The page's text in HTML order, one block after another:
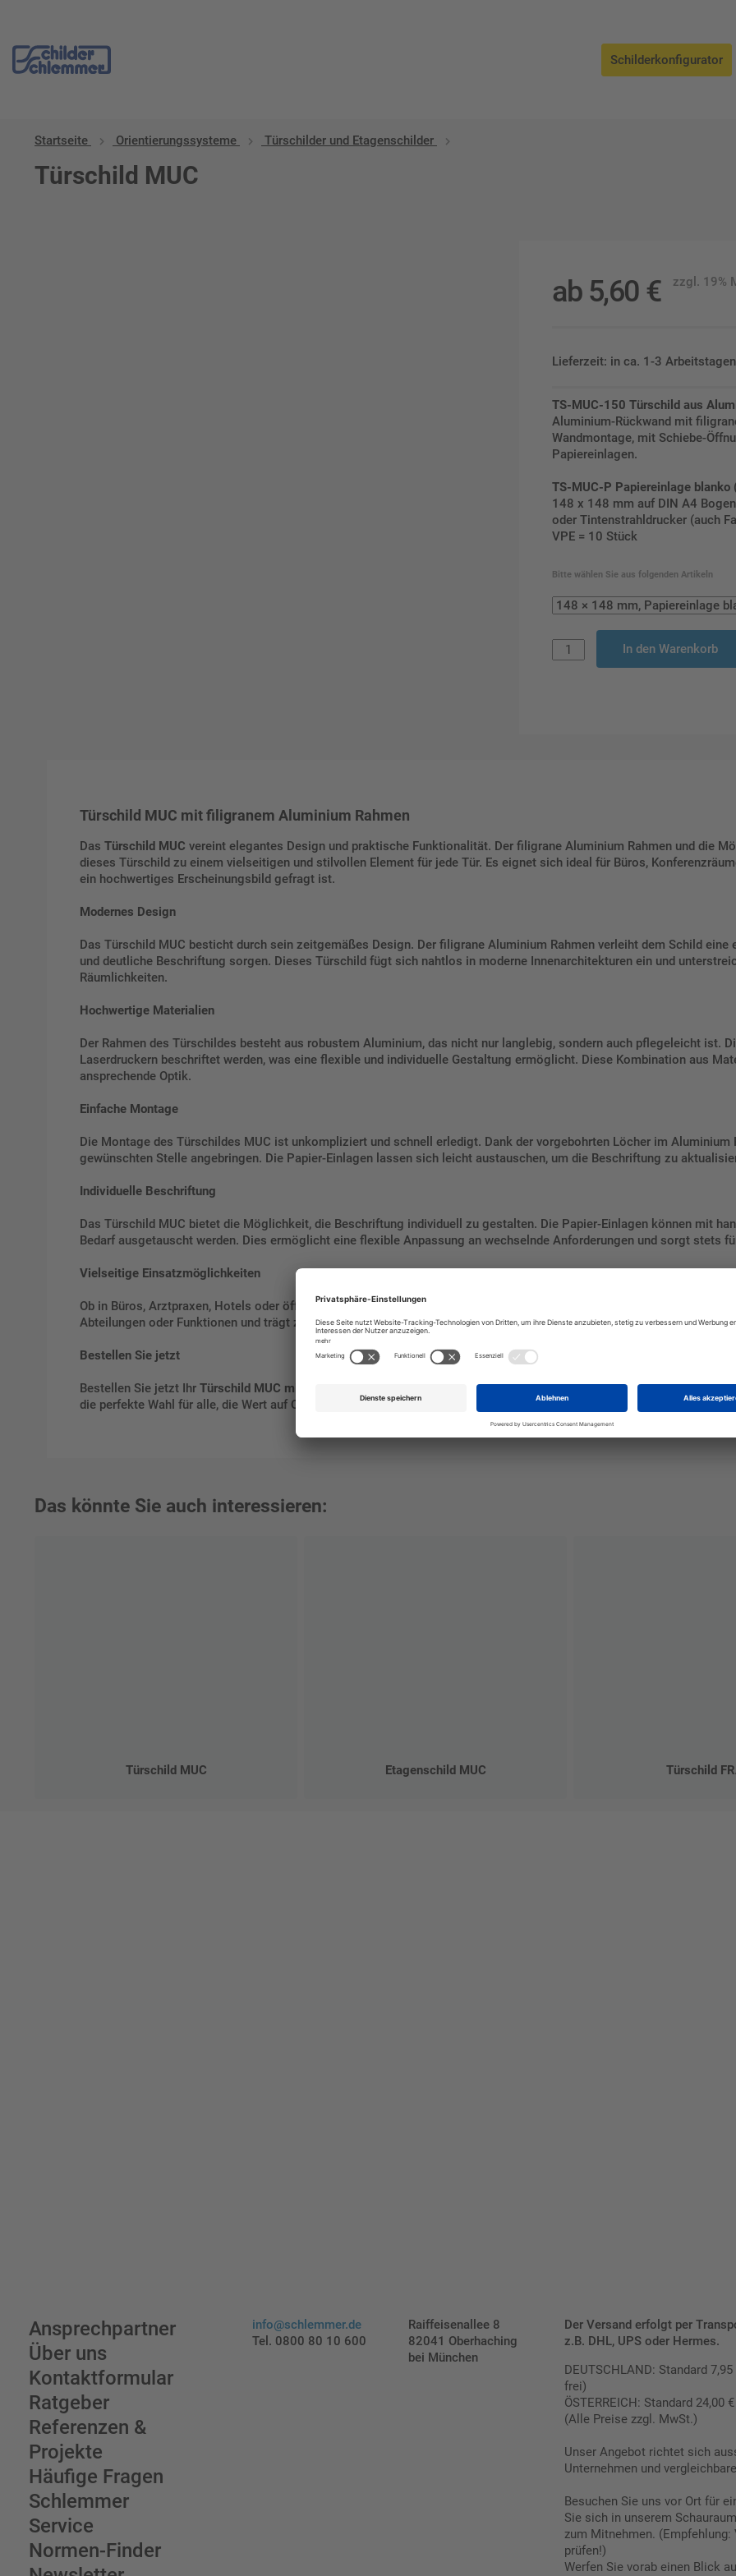
Schilderkonfigurator
Startseite Orientierungssysteme Türschilder und Etagenschilder
Türschild MUC
ab 5,60 € zzgl. 19%
Lieferzeit: in ca. 1-3
TS-MUC-150 Türschild aus
Aluminium-Rückwand mit
Wandmontage, mit Schiebe-
Papiereinlagen.
TS-MUC-P Papiereinlage blanko
148 x 148 mm auf DIN A4
oder Tintenstrahldrucker (auch
VPE = 10 Stück
Bitte wählen Sie aus folgenden Artikeln
In den Warenkorb
Türschild MUC mit filigranem Aluminium Rahmen
Das Türschild MUC vereint elegantes Design und praktische Funktionalität. Der filigrane Aluminium Rahmen und die
dieses Türschild zu einem vielseitigen und stilvollen Element für jede Tür. Es eignet sich ideal für Büros,
ein hochwertiges Erscheinungsbild gefragt ist.
Modernes Design
Das Türschild MUC besticht durch sein zeitgemäßes Design. Der filigrane Aluminium Rahmen verleiht dem Schild eine
und deutliche Beschriftung sorgen. Dieses Türschild fügt sich nahtlos in moderne Innenarchitekturen ein und
Räumlichkeiten.
Hochwertige Materialien
Der Rahmen des Türschildes besteht aus robustem Aluminium, das nicht nur langlebig, sondern auch pflegeleicht ist.
Laserdruckern beschriftet werden, was eine flexible und individuelle Gestaltung ermöglicht. Diese Kombination aus
ansprechende Optik.
Einfache Montage
Die Montage des Türschildes MUC ist unkompliziert und schnell erledigt. Dank der vorgebohrten Löcher im Aluminium
gewünschten Stelle angebringen. Die Papier-Einlagen lassen sich leicht austauschen, um die Beschriftung zu
Individuelle Beschriftung
Das Türschild MUC bietet die Möglichkeit, die Beschriftung individuell zu gestalten. Die Papier-Einlagen können mit
Bedarf ausgetauscht werden. Dies ermöglicht eine flexible Anpassung an wechselnde Anforderungen und sorgt stets
Vielseitige Einsatzmöglichkeiten
Ob in Büros, Arztpraxen, Hotels oder öffentlichen Einrichtungen – das Türschild MUC ist vielseitig einsetzbar. Es
Abteilungen oder Funktionen und trägt zur klaren Orientierung bei.
Bestellen Sie jetzt
Bestellen Sie jetzt Ihr Türschild MUC mit filigranem Aluminium Rahmen
und verleihen Sie Ihren Räumlichkeiten eine
die perfekte Wahl für alle, die Wert auf Qualität und Design legen.
Das könnte Sie auch interessieren:
Türschild MUC Etagenschild MUC Türschild
Ansprechpartner
Über uns
Kontaktformular
Ratgeber
Referenzen &
Projekte
Häufige Fragen
Schlemmer
Service
Normen-Finder
info@schlemmer.de
Tel. 0800 80 10 600
Raiffeisenallee 8
82041 Oberhaching
bei München
Der Versand erfolgt per
z.B. DHL, UPS oder Hermes.
DEUTSCHLAND: Standard
frei)
ÖSTERREICH: Standard 24,00
(Alle Preise zzgl. MwSt.)
Unser Angebot richtet sich
Unternehmen und
Besuchen Sie uns vor Ort für
Sie sich in unserem
zum Mitnehmen.
prüfen!)
Werfen Sie vorab einen Blick